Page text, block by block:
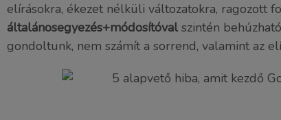
elírásokra, ékezet nélküli változatokra, ragozott
általánosegyezés+módosítóval szintén
gondoltunk, nem számít a sorrend, valamint az